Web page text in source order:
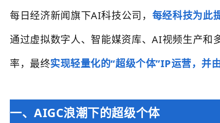
每日经济新闻旗下AI科技公司， 每经科技为此
通过虚拟数字人、智能媒资库、AI视频生产
率，最终实现轻量化的“超级个体”IP运营，并
一、AIGC浪潮下的超级个体